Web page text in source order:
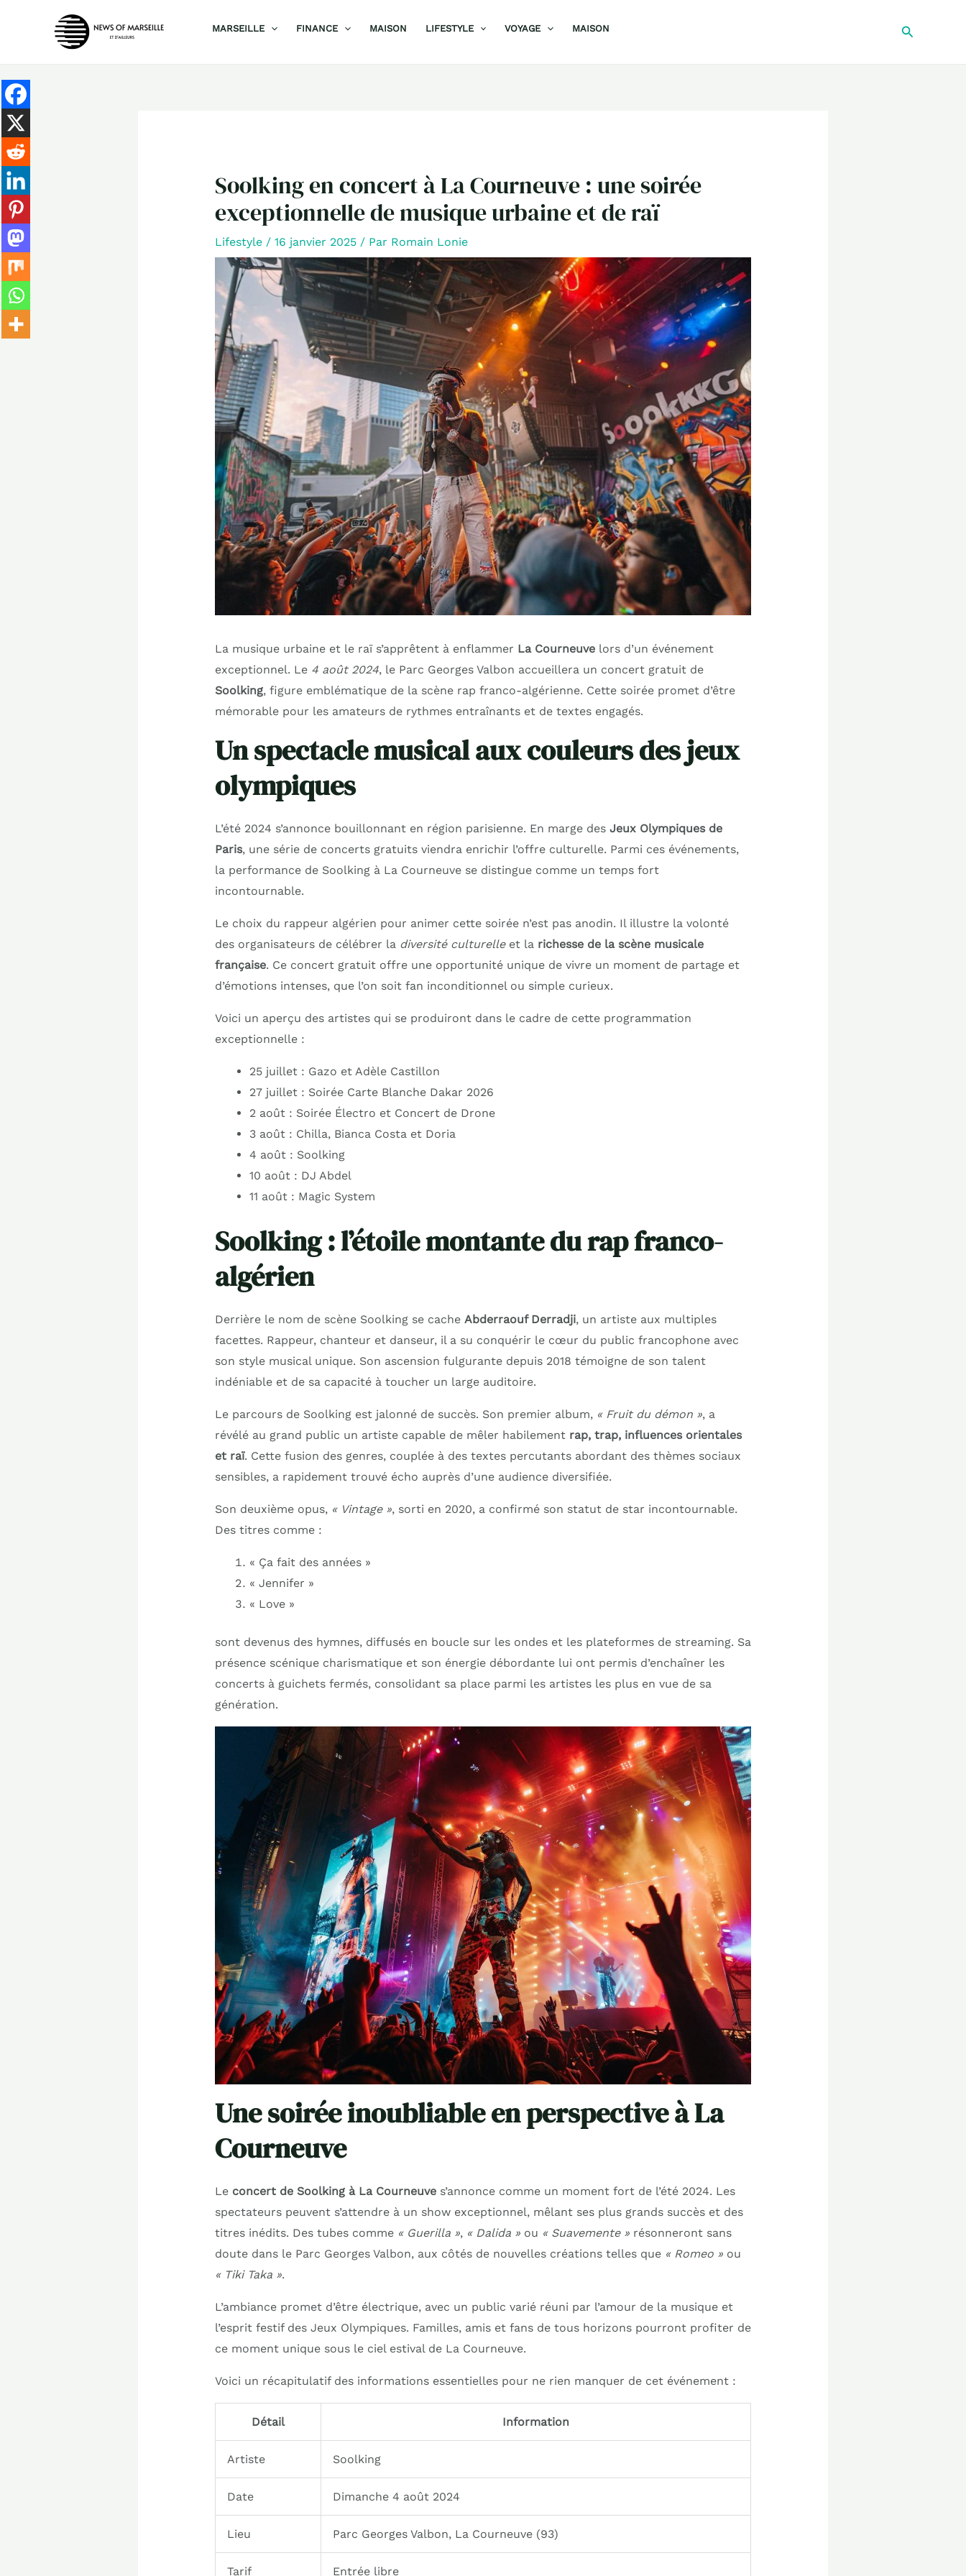
MARSEILLE FINANCE MAISON LIFESTYLE VOYAGE MAISON
Soolking en concert à La Courneuve : une soirée
exceptionnelle de musique urbaine et de raï
Lifestyle/ 16 janvier 2025 / Par Romain Lonie
La musique urbaine et le raï s’apprêtent à enflammer La Courneuvelors d’un événement
exceptionnel. Le 4 août 2024, le Parc Georges Valbon accueillera un concert gratuit de
Soolking, figure emblématique de la scène rap franco-algérienne. Cette soirée promet d’être
mémorable pour les amateurs de rythmes entraînants et de textes engagés.
Un spectacle musical aux couleurs des jeux
olympiques
L’été 2024 s’annonce bouillonnant en région parisienne. En marge des Jeux Olympiques de
Paris, une série de concerts gratuits viendra enrichir l’offre culturelle. Parmi ces événements,
la performance de Soolking à La Courneuve se distingue comme un temps fort
incontournable.
Le choix du rappeur algérien pour animer cette soirée n’est pas anodin. Il illustre la volonté
des organisateurs de célébrer la diversité culturelleet la richesse de la scène musicale
française. Ce concert gratuit offre une opportunité unique de vivre un moment de partage et
d’émotions intenses, que l’on soit fan inconditionnel ou simple curieux.
Voici un aperçu des artistes qui se produiront dans le cadre de cette programmation
exceptionnelle :
25 juillet : Gazo et Adèle Castillon
27 juillet : Soirée Carte Blanche Dakar 2026
2 août : Soirée Électro et Concert de Drone
3 août : Chilla, Bianca Costa et Doria
4 août : Soolking
10 août : DJ Abdel
11 août : Magic System
Soolking : l’étoile montante du rap franco-
algérien
Derrière le nom de scène Soolking se cache Abderraouf Derradji, un artiste aux multiples
facettes. Rappeur, chanteur et danseur, il a su conquérir le cœur du public francophone avec
son style musical unique. Son ascension fulgurante depuis 2018 témoigne de son talent
indéniable et de sa capacité à toucher un large auditoire.
Le parcours de Soolking est jalonné de succès. Son premier album, « Fruit du démon », a
révélé au grand public un artiste capable de mêler habilement rap, trap, influences orientales
et raï. Cette fusion des genres, couplée à des textes percutants abordant des thèmes sociaux
sensibles, a rapidement trouvé écho auprès d’une audience diversifiée.
Son deuxième opus, « Vintage », sorti en 2020, a confirmé son statut de star incontournable.
Des titres comme :
« Ça fait des années »
« Jennifer »
« Love »
sont devenus des hymnes, diffusés en boucle sur les ondes et les plateformes de streaming. Sa
présence scénique charismatique et son énergie débordante lui ont permis d’enchaîner les
concerts à guichets fermés, consolidant sa place parmi les artistes les plus en vue de sa
génération.
Une soirée inoubliable en perspective à La
Courneuve
Le concert de Soolking à La Courneuves’annonce comme un moment fort de l’été 2024. Les
spectateurs peuvent s’attendre à un show exceptionnel, mêlant ses plus grands succès et des
titres inédits. Des tubes comme « Guerilla », « Dalida »ou « Suavemente »résonneront sans
doute dans le Parc Georges Valbon, aux côtés de nouvelles créations telles que « Romeo »ou
« Tiki Taka ».
L’ambiance promet d’être électrique, avec un public varié réuni par l’amour de la musique et
l’esprit festif des Jeux Olympiques. Familles, amis et fans de tous horizons pourront profiter de
ce moment unique sous le ciel estival de La Courneuve.
Voici un récapitulatif des informations essentielles pour ne rien manquer de cet événement :
Détail Information
Artiste Soolking
Date Dimanche 4 août 2024
Lieu Parc Georges Valbon, La Courneuve (93)
Tarif Entrée libre